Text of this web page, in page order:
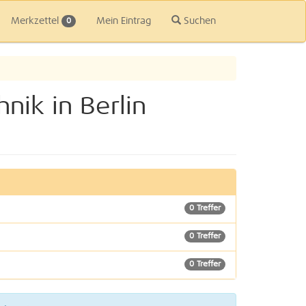
Merkzettel 0 Mein Eintrag Suchen
in Berlin
0 Treffer
0 Treffer
0 Treffer
1 Treffer